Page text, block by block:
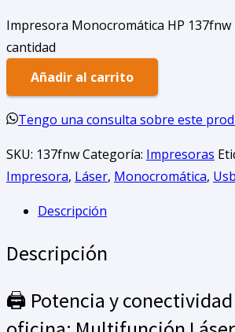
Impresora Monocromática HP
cantidad
Añadir al carrito
Tengo una consulta sobre este
SKU: 137fnwCategoría: Impresoras
Impresora, Láser, Monocromática, Usb
Descripción
Descripción
🖨️ Potencia y conectividad